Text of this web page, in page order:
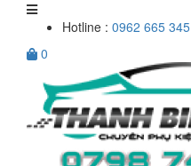
Hotline : 0962 665
0